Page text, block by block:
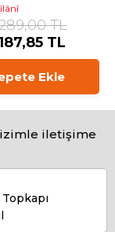
TL
TL
Ekle
iletişime